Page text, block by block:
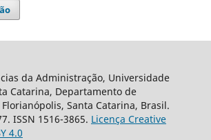
da Administração, Universidade
Catarina, Departamento de
Santa Catarina, Brasil.
ISSN 1516-3865. Licença Creative
4.0